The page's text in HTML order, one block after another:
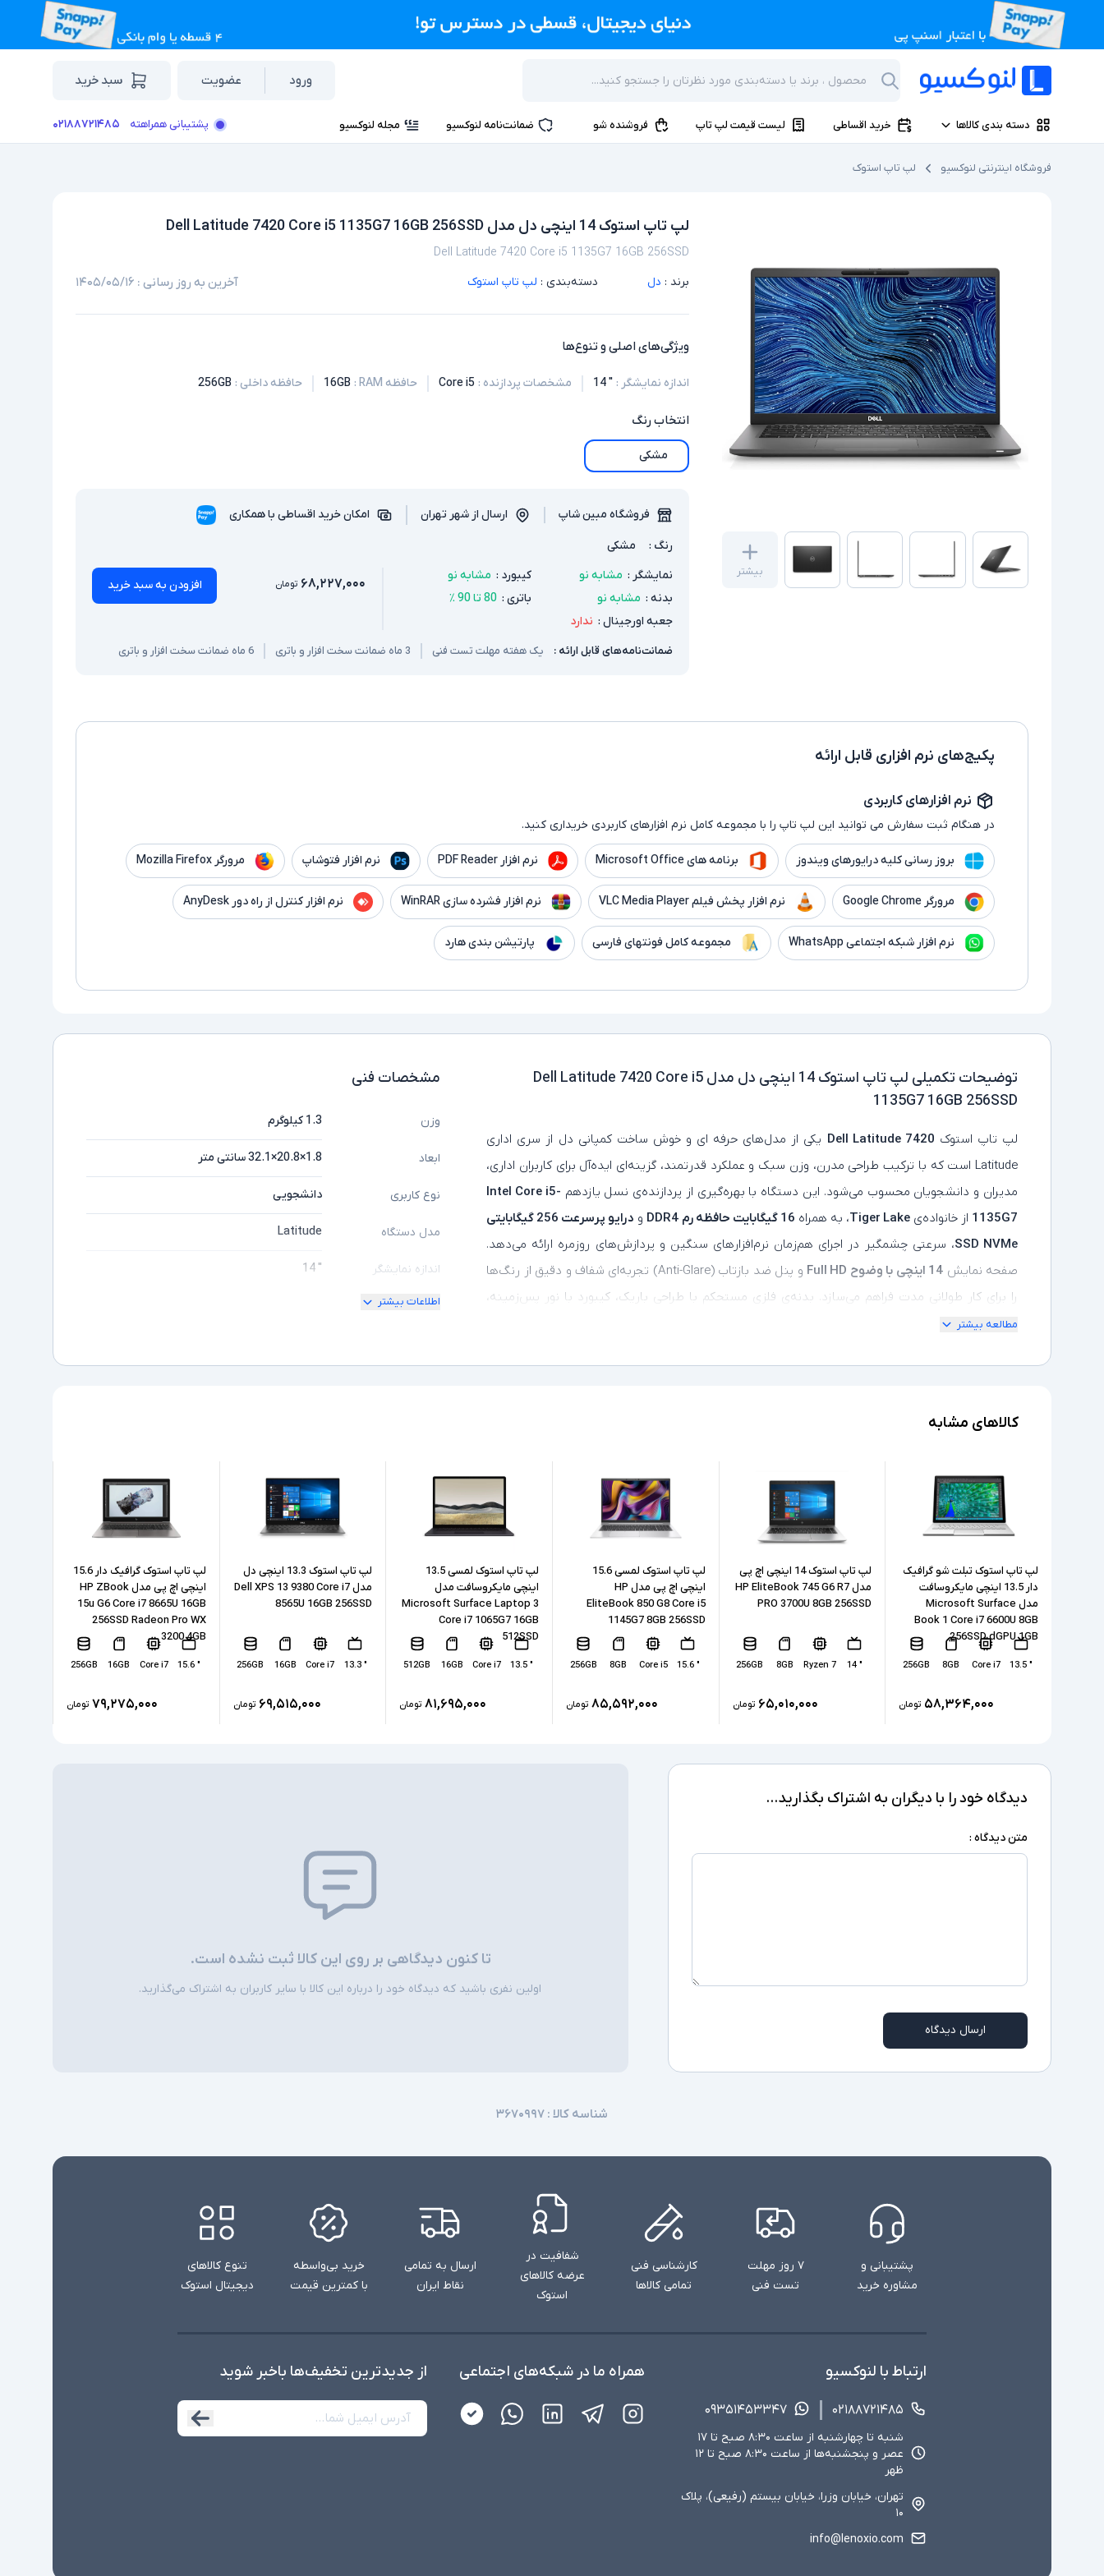
ورود عضویت سبد خرید
دسته بندی کالاها خرید اقساطی لیست قیمت لپ تاپ فروشنده شو ضمانت‌نامه لنوکسیو مجله لنوکسیو پشتیبانی همراهته ۰۲۱۸۸۷۲۱۴۸۵
فروشگاه اینترنتی لنوکسیو لپ تاپ استوک
بیشتر
لپ تاپ استوک 14 اینچی دل مدل Dell Latitude 7420 Core i5 1135G7 16GB 256SSD
Dell Latitude 7420 Core i5 1135G7 16GB 256SSD
برند : دل دسته‌بندی : لپ تاپ استوک آخرین به روز رسانی : ۱۴۰۵/۰۵/۱۶
ویژگی‌های اصلی و تنوع‌ها
اندازه نمایشگر :
" 14 مشخصات پردازنده :
Core i5 حافظه RAM :
16GB حافظه داخلی :
256GB
انتخابرنگ
مشکی
فروشگاه مبین شاپ ارسال از شهر تهران
امکان خرید اقساطی با همکاری
رنگ :
مشکی
نمایشگر : مشابه نو کیبورد : مشابه نو
بدنه : مشابه نو باتری: 80 تا 90 ٪
جعبه اورجینال : ندارد
۶۸,۲۲۷,۰۰۰ تومان افزودن به سبد خرید
ضمانت‌نامه‌های قابل ارائه : یک هفته مهلت تست فنی 3 ماه ضمانت سخت افزار و باتری 6 ماه ضمانت سخت افزار و باتری
پکیج‌های نرم افزاری قابل ارائه
نرم افزارهای کاربردی
در هنگام ثبت سفارش می توانید این لپ تاپ را با مجموعه کامل نرم افزارهای کاربردی خریداری کنید.
بروز رسانی کلیه درایورهای ویندوز برنامه های Microsoft Office نرم افزار PDF Reader نرم افزار فتوشاپ مرورگر Mozilla Firefox
مرورگر Google Chrome نرم افزار پخش فیلم VLC Media Player نرم افزار فشرده سازی WinRAR نرم افزار کنترل از راه دور AnyDesk
نرم افزار شبکه اجتماعی WhatsApp مجموعه کامل فونتهای فارسی پارتیشن بندی هارد
توضیحات تکمیلی
لپ تاپ استوک 14 اینچی دل مدل Dell Latitude 7420 Core i5
1135G7 16GB 256SSD
لپ‌ تاپ استوک Dell Latitude 7420 یکی از مدل‌های حرفه‌ ای و خوش‌ ساخت کمپانی دل از سری اداری
Latitude است که با ترکیب طراحی مدرن، وزن سبک و عملکرد قدرتمند، گزینه‌ای ایده‌آل برای کاربران اداری،
مدیران و دانشجویان محسوب می‌شود. این دستگاه با بهره‌گیری از پردازنده‌ی نسل یازدهم Intel Core i5-
1135G7 از خانواده‌یTiger Lake، به همراه 16 گیگابایت حافظه رم DDR4 و
درایو پرسرعت 256 گیگابایتی
SSD NVMe، سرعتی چشمگیر در اجرای هم‌زمان نرم‌افزارهای سنگین و پردازش‌های روزمره ارائه می‌دهد.
صفحه‌ نمایش 14 اینچی با وضوح Full HD
و پنل ضد بازتاب (Anti-Glare) تجربه‌ای شفاف و دقیق از رنگ‌ها
را برای کار طولانی‌ مدت فراهم می‌سازد. بدنه‌ی فلزی مستحکم با طراحی باریک، کیبورد با نور پس‌زمینه،
پورت‌های کامل از جمله
مطالعه بیشتر
مشخصات فنی
وزن 1.3 کیلوگرم
ابعاد 1.8×20.8×32.1 سانتی‌ متر
نوع کاربری دانشجویی
مدل دستگاه Latitude
اندازه نمایشگر " 14
امکان چرخش
16GB
حافظه داخلی 256GB
نوع حافظه داخلی SSD
پردازنده گرافیکی Intel Iris Xe Graphics
کارت گرافیک اختصاصی ندارد
headphone/microphone combo jack
امکاناتی نظیر اسلات سیم کارت، نور پس زمینه
در همه مدلها وجود ندارند
اطلاعات بیشتر
کالاهای مشابه
لپ تاپ استوک تبلت شو گرافیک
دار 13.5 اینچی مایکروسافت
مدل Microsoft Surface
Book 1 Core i7 6600U 8GB
256SSD dGPU 1GB
" 13.5
Core i7
8GB
256GB
۵۸,۳۶۴,۰۰۰ تومان
لپ تاپ استوک 14 اینچی اچ پی
مدل HP EliteBook 745 G6 R7
PRO 3700U 8GB 256SSD
" 14
Ryzen 7
8GB
256GB
۶۵,۰۱۰,۰۰۰ تومان
لپ تاپ استوک لمسی 15.6
اینچی اچ پی مدل HP
EliteBook 850 G8 Core i5
1145G7 8GB 256SSD
" 15.6
Core i5
8GB
256GB
۸۵,۵۹۲,۰۰۰ تومان
لپ تاپ استوک لمسی 13.5
اینچی مایکروسافت مدل
Microsoft Surface Laptop 3
Core i7 1065G7 16GB
512SSD
" 13.5
Core i7
16GB
512GB
۸۱,۶۹۵,۰۰۰ تومان
لپ تاپ استوک 13.3 اینچی دل
مدل Dell XPS 13 9380 Core i7
8565U 16GB 256SSD
" 13.3
Core i7
16GB
256GB
۶۹,۵۱۵,۰۰۰ تومان
لپ تاپ استوک گرافیک دار 15.6
اینچی اچ پی مدل HP ZBook
15u G6 Core i7 8665U 16GB
256SSD Radeon Pro WX
3200 4GB
" 15.6
Core i7
16GB
256GB
۷۹,۲۷۵,۰۰۰ تومان
دیدگاه خود را با دیگران به اشتراک بگذارید...
متن دیدگاه :
ارسال دیدگاه
تا کنون دیدگاهی بر روی این کالا ثبت نشده است.
اولین نفری باشید که دیدگاه خود را درباره این کالا با سایر کاربران به اشتراک می‌گذارید.
شناسه کالا : ۳۶۷۰۹۹۷
پشتیبانی و
مشاوره خرید
۷ روز مهلت
تست فنی
کارشناسی فنی
تمامی کالاها
شفافیت در
عرضه کالاهای
استوک
ارسال به تمامی
نقاط ایران
خرید بی‌واسطه
با کمترین قیمت
تنوع کالاهای
دیجیتال استوک
ارتباط با لنوکسیو
۰۲۱۸۸۷۲۱۴۸۵ ۰۹۳۵۱۴۵۳۳۴۷
شنبه تا چهارشنبه از ساعت ۸:۳۰ صبح تا ۱۷
عصر و پنجشنبه‌ها از ساعت ۸:۳۰ صبح تا ۱۲
ظهر
تهران، خیابان وزرا، خیابان بیستم (رفیعی)، پلاک
۱۰
info@lenoxio.com
همراه ما در شبکه‌های اجتماعی از جدید‌ترین تخفیف‌ها با‌خبر شوید